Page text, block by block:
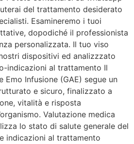
del trattamento desiderato
Esamineremo i tuoi
dopodiché il professionista
personalizzata. Il tuo viso
dispositivi ed analizzzato
indicazioni al trattamento Il
Emo Infusione (GAE) segue un
e sicuro, finalizzato a
vitalità e risposta
Valutazione medica
lo stato di salute generale del
indicazioni al trattamento